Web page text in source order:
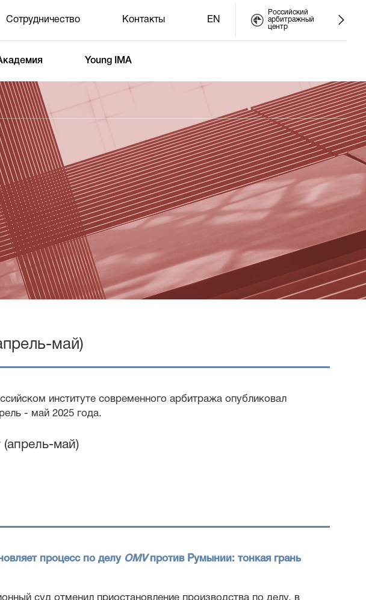
Сотрудничество Контакты EN
Российский
арбитражный
центр
Young IMA
май)
институте современного арбитража опубликовал
- май 2025 года.
май)
процесс по делу OMVпротив Румынии: тонкая грань
суд отменил приостановление производства по делу, в